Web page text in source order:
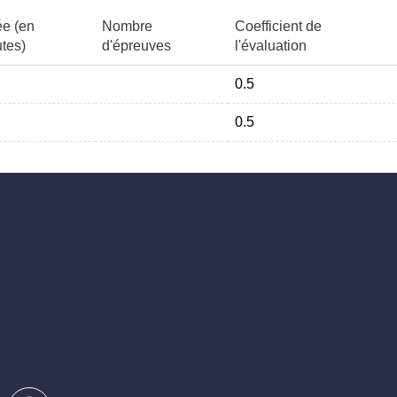
(en
Nombre
d'épreuves
Coefficient de
l'évaluation
0.5
0.5